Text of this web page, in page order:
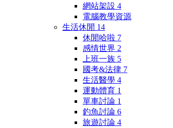
網站架設 4
電腦教學資源
生活休閒 14
休閒哈啦 7
感情世界 2
上班一族 5
國考&法律 7
生活醫學 4
運動體育 1
單車討論 1
釣魚討論 6
旅遊討論 4